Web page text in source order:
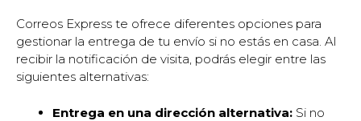
Correos Express te ofrece diferentes opciones para
gestionar la entrega de tu envío si no estás en casa. Al
recibir la notificación de visita, podrás elegir entre las
siguientes alternativas:
Entrega en una dirección alternativa: Si no